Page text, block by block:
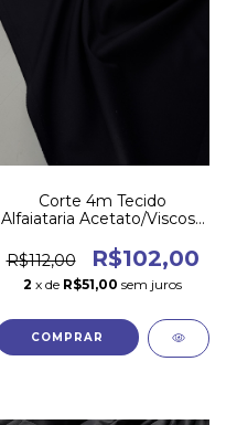
Corte 4m Tecido
Alfaiataria Acetato/Viscose
R$112,00
R$102,00
2 x de R$51,00 sem juros